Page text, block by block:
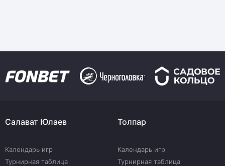
Салават Юлаев
Календарь игр
Турнирная таблица
Толпар
Календарь игр
Турнирная таблица